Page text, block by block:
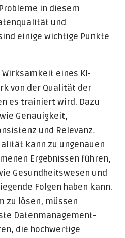
in diesem
und
einige wichtige Punkte
eines KI-
von der Qualität der
es trainiert wird. Dazu
Genauigkeit,
und Relevanz.
kann zu ungenauen
Ergebnissen führen,
Gesundheitswesen und
Folgen haben kann.
zu lösen, müssen
Datenmanagement-
die hochwertige